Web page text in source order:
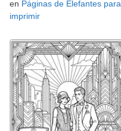
en Páginas de Elefantes para
imprimir